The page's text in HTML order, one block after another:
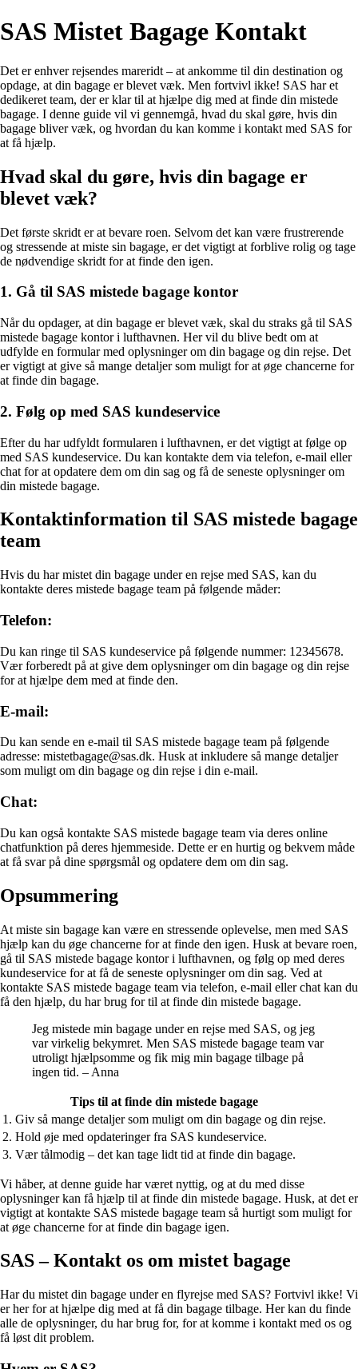
SAS Mistet Bagage Kontakt
Det er enhver rejsendes mareridt – at ankomme til din destination og
opdage, at din bagage er blevet væk. Men fortvivl ikke! SAS har et
dedikeret team, der er klar til at hjælpe dig med at finde din mistede
bagage. I denne guide vil vi gennemgå, hvad du skal gøre, hvis din
bagage bliver væk, og hvordan du kan komme i kontakt med SAS for
at få hjælp.
Hvad skal du gøre, hvis din bagage er
blevet væk?
Det første skridt er at bevare roen. Selvom det kan være frustrerende
og stressende at miste sin bagage, er det vigtigt at forblive rolig og tage
de nødvendige skridt for at finde den igen.
1. Gå til SAS mistede bagage kontor
Når du opdager, at din bagage er blevet væk, skal du straks gå til SAS
mistede bagage kontor i lufthavnen. Her vil du blive bedt om at
udfylde en formular med oplysninger om din bagage og din rejse. Det
er vigtigt at give så mange detaljer som muligt for at øge chancerne for
at finde din bagage.
2. Følg op med SAS kundeservice
Efter du har udfyldt formularen i lufthavnen, er det vigtigt at følge op
med SAS kundeservice. Du kan kontakte dem via telefon, e-mail eller
chat for at opdatere dem om din sag og få de seneste oplysninger om
din mistede bagage.
Kontaktinformation til SAS mistede bagage
team
Hvis du har mistet din bagage under en rejse med SAS, kan du
kontakte deres mistede bagage team på følgende måder:
Telefon:
Du kan ringe til SAS kundeservice på følgende nummer: 12345678.
Vær forberedt på at give dem oplysninger om din bagage og din rejse
for at hjælpe dem med at finde den.
E-mail:
Du kan sende en e-mail til SAS mistede bagage team på følgende
adresse: mistetbagage@sas.dk. Husk at inkludere så mange detaljer
som muligt om din bagage og din rejse i din e-mail.
Chat:
Du kan også kontakte SAS mistede bagage team via deres online
chatfunktion på deres hjemmeside. Dette er en hurtig og bekvem måde
at få svar på dine spørgsmål og opdatere dem om din sag.
Opsummering
At miste sin bagage kan være en stressende oplevelse, men med SAS
hjælp kan du øge chancerne for at finde den igen. Husk at bevare roen,
gå til SAS mistede bagage kontor i lufthavnen, og følg op med deres
kundeservice for at få de seneste oplysninger om din sag. Ved at
kontakte SAS mistede bagage team via telefon, e-mail eller chat kan du
få den hjælp, du har brug for til at finde din mistede bagage.
Jeg mistede min bagage under en rejse med SAS, og jeg
var virkelig bekymret. Men SAS mistede bagage team var
utroligt hjælpsomme og fik mig min bagage tilbage på
ingen tid. – Anna
Tips til at finde din mistede bagage
1. Giv så mange detaljer som muligt om din bagage og din rejse.
2. Hold øje med opdateringer fra SAS kundeservice.
3. Vær tålmodig – det kan tage lidt tid at finde din bagage.
Vi håber, at denne guide har været nyttig, og at du med disse
oplysninger kan få hjælp til at finde din mistede bagage. Husk, at det er
vigtigt at kontakte SAS mistede bagage team så hurtigt som muligt for
at øge chancerne for at finde din bagage igen.
SAS – Kontakt os om mistet bagage
Har du mistet din bagage under en flyrejse med SAS? Fortvivl ikke! Vi
er her for at hjælpe dig med at få din bagage tilbage. Her kan du finde
alle de oplysninger, du har brug for, for at komme i kontakt med os og
få løst dit problem.